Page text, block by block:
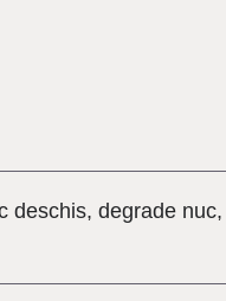
deschis, degrade